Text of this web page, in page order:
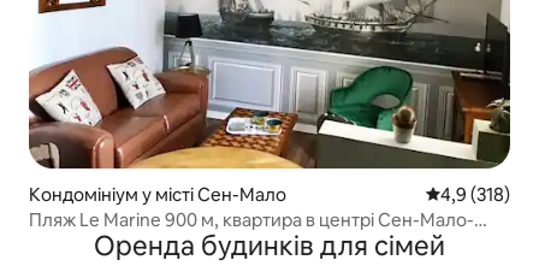
Кондомініум у місті Сен-Мало Середня
4,9 (318)
Пляж Le Marine 900 м, квартира в центрі Сен-Мало-
ПарамеОренда будинків для сімей